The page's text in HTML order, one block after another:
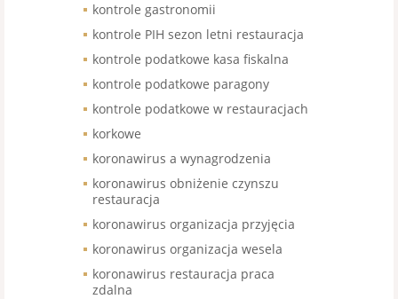
kontrole gastronomii
kontrole PIH sezon letni restauracja
kontrole podatkowe kasa fiskalna
kontrole podatkowe paragony
kontrole podatkowe w restauracjach
korkowe
koronawirus a wynagrodzenia
koronawirus obniżenie czynszu
restauracja
koronawirus organizacja przyjęcia
koronawirus organizacja wesela
koronawirus restauracja praca
zdalna